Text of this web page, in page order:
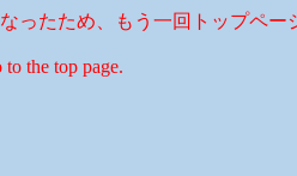
ったため、もう一回トップペー
to the top page.